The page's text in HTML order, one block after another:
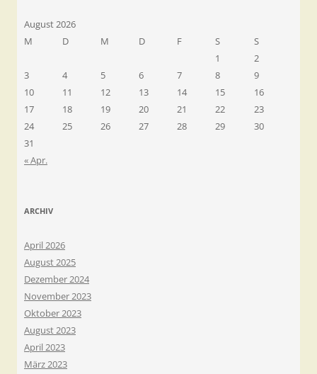
August 2026
M
D M D F S
S
1
2
3
4 5 6 7 8
9
10
11 12 13 14 15
16
17
18 19 20 21 22
23
24
25 26 27 28 29
30
31
« Apr.
ARCHIV
April 2026
August 2025
Dezember 2024
November 2023
Oktober 2023
August 2023
April 2023
März 2023